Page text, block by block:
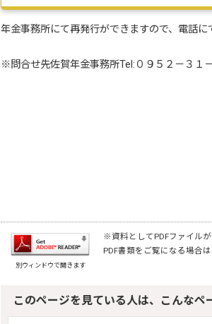
年金事務所にて再発行ができますので、電話に
※問合せ先佐賀年金事務所Tel:０９５２－３１
別ウィンドウで開きます
※資料としてPDFファイル
PDF書類をご覧になる場合
このページを見ている人は、こんなペ